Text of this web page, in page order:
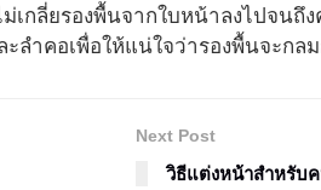
เกลี่ยรองพื้นจากใบหน้าลงไปจน
ลำคอเพื่อให้แน่ใจว่ารองพื้นจะก
Next Post
วิธีแต่งหน้าสำหรับ